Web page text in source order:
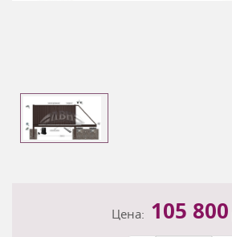
Цена: 105 800